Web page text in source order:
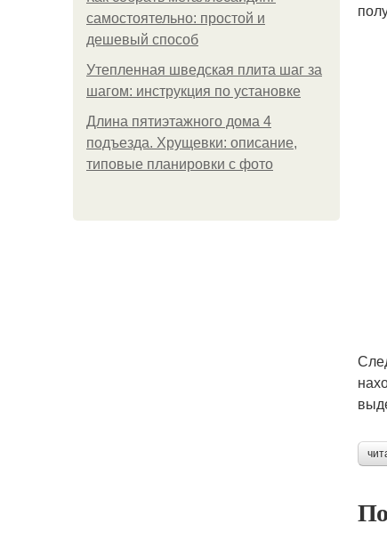
самостоятельно: простой и
дешевый способ
Утепленная шведская плита шаг за
шагом: инструкция по установке
Длина пятиэтажного дома 4
подъезда. Хрущевки: описание,
типовые планировки с фото